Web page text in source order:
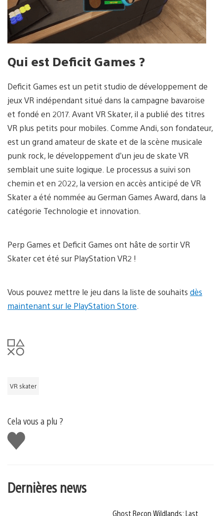
Qui est Deficit Games ?
Deficit Games est un petit studio de développement de
jeux VR indépendant situé dans la campagne bavaroise
et fondé en 2017. Avant VR Skater, il a publié des titres
VR plus petits pour mobiles. Comme Andi, son fondateur,
est un grand amateur de skate et de la scène musicale
punk rock, le développement d’un jeu de skate VR
semblait une suite logique. Le processus a suivi son
chemin et en 2022, la version en accès anticipé de VR
Skater a été nommée au German Games Award, dans la
catégorie Technologie et innovation.
Perp Games et Deficit Games ont hâte de sortir VR
Skater cet été sur PlayStation VR2 !
Vous pouvez mettre le jeu dans la liste de souhaits dès
maintenant sur le PlayStation Store
VR skater
Cela vous a plu ?
J'aime
Dernières news
Ghost Recon Wildlands: Last